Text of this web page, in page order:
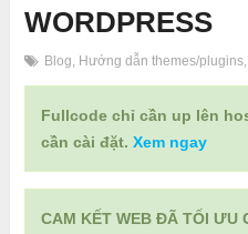
WORDPRESS
Blog, Hướng dẫn themes/plugins,
Fullcode chỉ cần up lên
cần cài đặt. Xem ngay
CAM KẾT WEB ĐÃ TỐI ƯU